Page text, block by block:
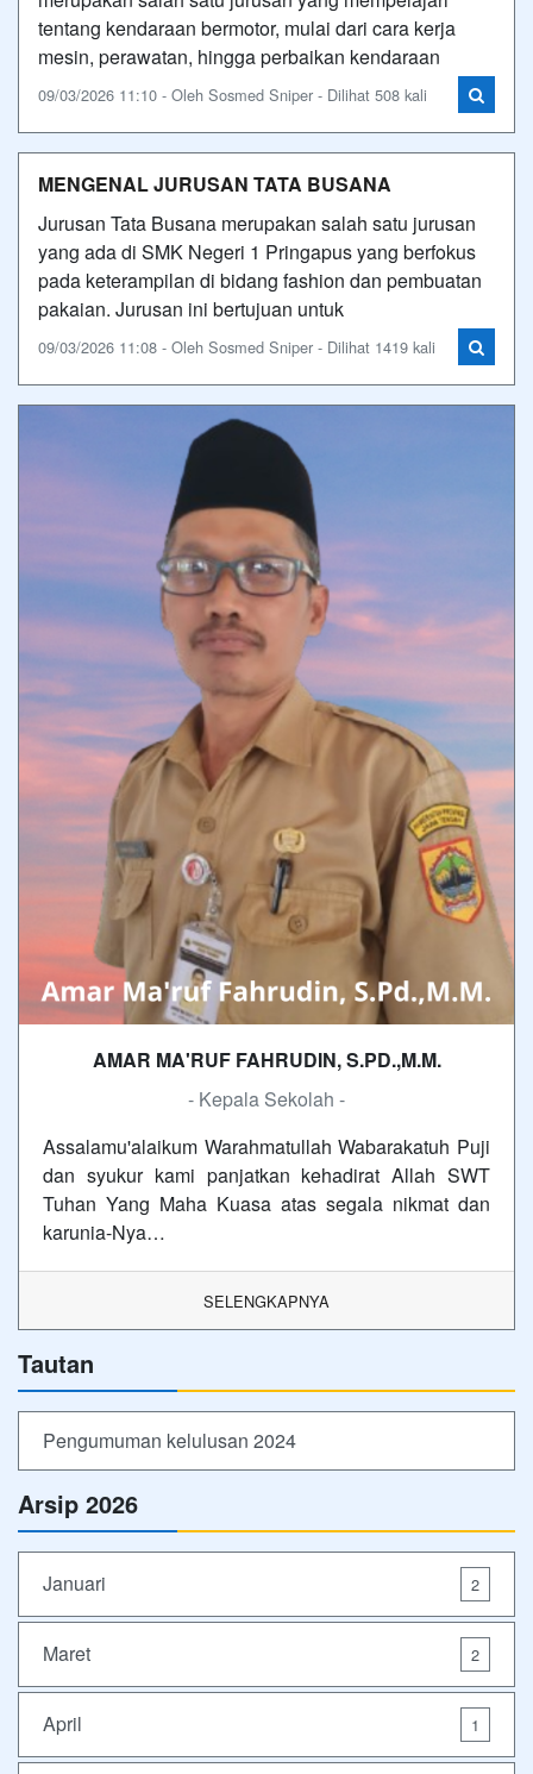
tentang kendaraan bermotor, mulai dari cara kerja
mesin, perawatan, hingga perbaikan kendaraan
09/03/2026 11:10 - Oleh Sosmed Sniper - Dilihat 508 kali
MENGENAL JURUSAN TATA BUSANA
Jurusan Tata Busana merupakan salah satu jurusan
yang ada di SMK Negeri 1 Pringapus yang berfokus
pada keterampilan di bidang fashion dan pembuatan
pakaian. Jurusan ini bertujuan untuk
09/03/2026 11:08 - Oleh Sosmed Sniper - Dilihat 1419 kali
AMAR MA'RUF FAHRUDIN, S.PD.,M.M.
- Kepala Sekolah -
Assalamu'alaikum Warahmatullah Wabarakatuh Puji
dan syukur kami panjatkan kehadirat Allah SWT
Tuhan Yang Maha Kuasa atas segala nikmat dan
karunia-Nya…
SELENGKAPNYA
Tautan
Pengumuman kelulusan 2024
Arsip 2026
Januari 2
Maret 2
April 1